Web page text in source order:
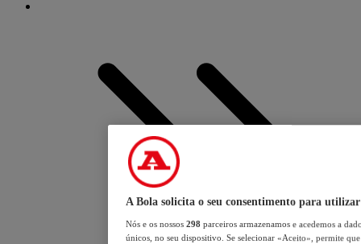
A Bola solicita o seu consentimento para utilizar
Nós e os nossos 298 parceiros armazenamos e acedemos a
únicos, no seu dispositivo. Se selecionar «Aceito», permite